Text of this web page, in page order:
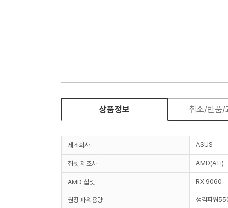
상품정보 취소/반품/
제조회사 ASUS
칩셋 제조사 AMD(ATi)
AMD 칩셋 RX 9060
권장 파워용량 정격파워